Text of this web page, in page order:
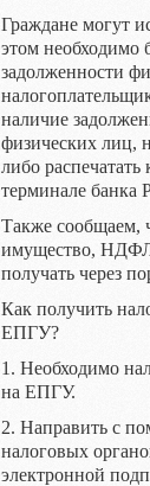
Граждане могут
этом необходимо
задолженности
наличие
физических лиц,
либо
терминале банка
Также сообщаем,
имущество, НДФЛ
получать через
Как получить
ЕПГУ?
1. Необходимо
на ЕПГУ.
2. Направить с
налоговых
электронной